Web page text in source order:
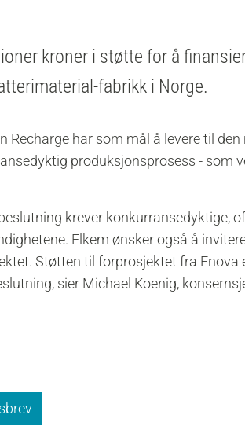
kroner i støtte for å
fabrikk i Norge.
Recharge har som mål å levere til
produksjonsprosess - som
krever konkurransedyktige,
Elkem ønsker også å
Støtten til forprosjektet fra
sier Michael Koenig,